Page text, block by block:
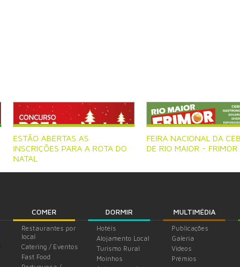
ESTÃO ABERTAS AS
INSCRIÇÕES PARA A ROTA DO
NATAL
FEIRA NACIONAL DA
DE RIO MAIOR -
COMER
Restaurantes por
local
Catering / Eventos
Fast Food
DORMIR
Hotéis
Alojamento Local
Turismo Rural
Moinhos
MULTIMÉDIA
Publicações
Galeria
Videos
Prémios